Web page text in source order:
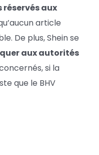
aux
article
De plus, Shein se
aux autorités
si la
que le BHV